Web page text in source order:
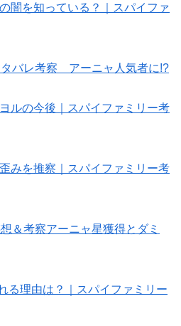
闇を知っている？｜スパイファ
バレ考察 アーニャ人気者に!?
ルの今後｜スパイファミリー考
みを推察｜スパイファミリー考
＆考察アーニャ星獲得とダミ
る理由は？｜スパイファミリー